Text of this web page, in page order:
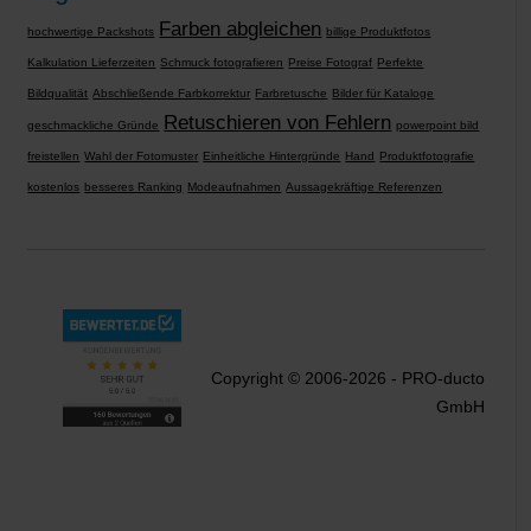
hochwertige Packshots Farben abgleichen billige Produktfotos
Kalkulation Lieferzeiten Schmuck fotografieren Preise Fotograf Perfekte
Bildqualität Abschließende Farbkorrektur Farbretusche Bilder für Kataloge
geschmackliche Gründe Retuschieren von Fehlern powerpoint bild
freistellen Wahl der Fotomuster Einheitliche Hintergründe Hand Produktfotografie
kostenlos besseres Ranking Modeaufnahmen Aussagekräftige Referenzen
Copyright © 2006-2026 - PRO-ducto
GmbH